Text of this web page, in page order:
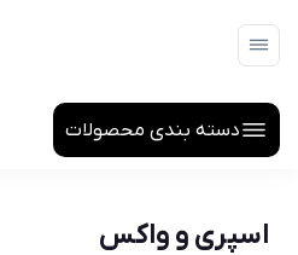
دسته بندی محصولات
اسپری و واکس